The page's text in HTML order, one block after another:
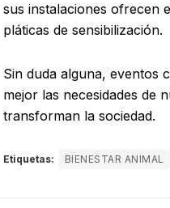
sus instalaciones ofrecen
pláticas de sensibilización.
Sin duda alguna, eventos
mejor las necesidades de
transforman la sociedad.
Etiquetas: BIENESTAR ANIMAL